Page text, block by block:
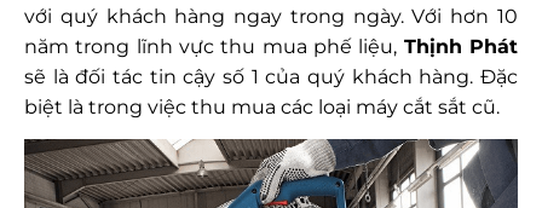
với quý khách hàng ngay trong ngày. Với hơn 10
năm trong lĩnh vực thu mua phế liệu, Thịnh Phát
sẽ là đối tác tin cậy số 1 của quý khách hàng. Đặc
biệt là trong việc thu mua các loại máy cắt sắt cũ.